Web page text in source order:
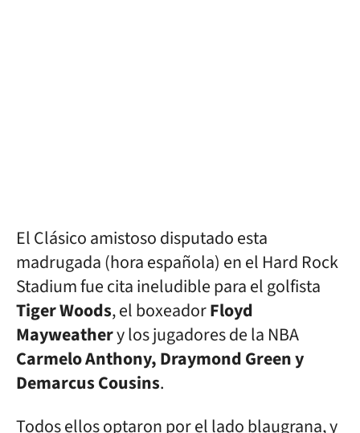
El Clásico amistoso disputado esta
madrugada (hora española) en el Hard Rock
Stadium fue cita ineludible para el golfista
Tiger Woods, el boxeadorFloyd
Mayweathery los jugadores de la NBA
Carmelo Anthony, Draymond Green y
Demarcus Cousins.
Todos ellos optaron por el lado blaugrana, y